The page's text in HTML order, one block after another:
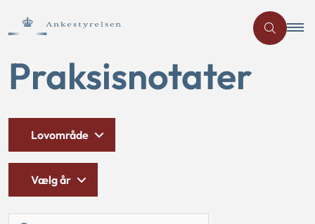
Praksisnotater
Lovområde
Vælg år